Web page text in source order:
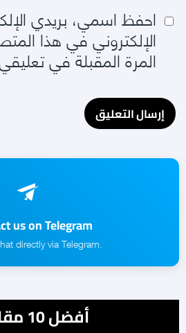
احفظ اسمي، بريدي
الإلكتروني في هذا
المرة المقبلة في
us on Telegram
.Click to chat directly via Telegram
أفضل 10 مقالات